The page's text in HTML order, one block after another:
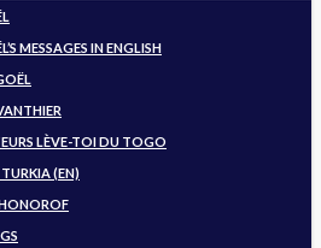
MESSAGES IN ENGLISH
LÈVE-TOI DU TOGO
(EN)